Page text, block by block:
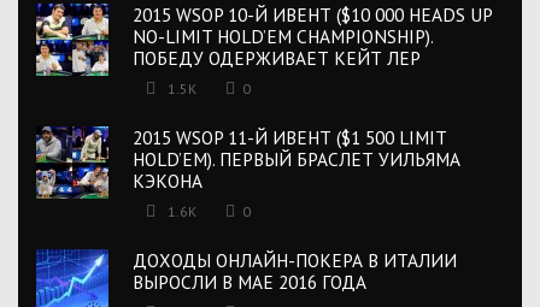
2015 WSOP 10-Й ИВЕНТ ($10 000 HEADS UP
NO-LIMIT HOLD’EM CHAMPIONSHIP).
ПОБЕДУ ОДЕРЖИВАЕТ КЕЙТ ЛЕР
1.5K 0
2015 WSOP 11-Й ИВЕНТ ($1 500 LIMIT
HOLD’EM). ПЕРВЫЙ БРАСЛЕТ УИЛЬЯМА
КЭКОНА
1.6K 0
ДОХОДЫ ОНЛАЙН-ПОКЕРА В ИТАЛИИ
ВЫРОСЛИ В МАЕ 2016 ГОДА